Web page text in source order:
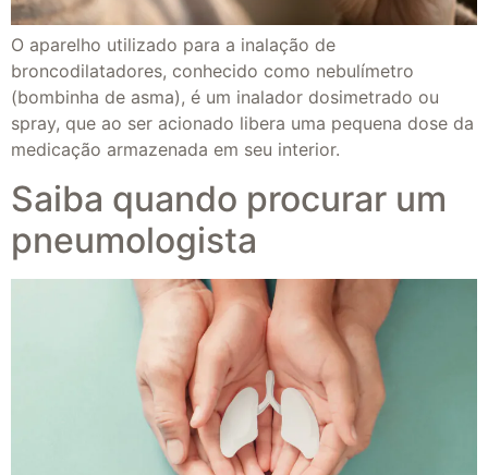
O aparelho utilizado para a inalação de
broncodilatadores, conhecido como nebulímetro
(bombinha de asma), é um inalador dosimetrado ou
spray, que ao ser acionado libera uma pequena dose da
medicação armazenada em seu interior.
Saiba quando procurar um
pneumologista